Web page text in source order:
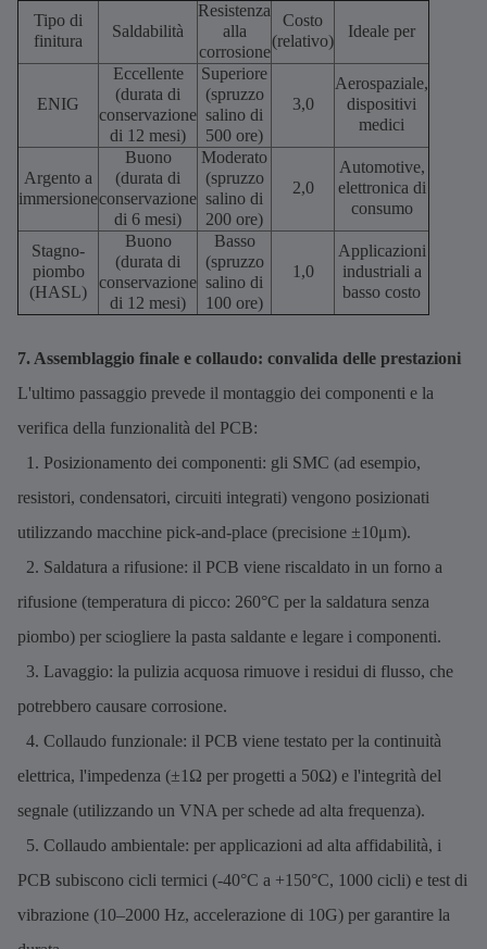
Tipo di
finitura
Saldabilità
Resistenza
alla
corrosione
Costo
(relativo)
Ideale per
ENIG
Eccellente
(durata di
conservazione
di 12 mesi)
Superiore
(spruzzo
salino di
500 ore)
3,0
Aerospaziale,
dispositivi
medici
Argento a
immersione
Buono
(durata di
conservazione
di 6 mesi)
Moderato
(spruzzo
salino di
200 ore)
2,0
Automotive,
elettronica di
consumo
Stagno-
piombo
(HASL)
Buono
(durata di
conservazione
di 12 mesi)
Basso
(spruzzo
salino di
100 ore)
1,0
Applicazioni
industriali a
basso costo
7. Assemblaggio finale e collaudo: convalida delle prestazioni
L'ultimo passaggio prevede il montaggio dei componenti e la
verifica della funzionalità del PCB:
1. Posizionamento dei componenti: gli SMC (ad esempio,
resistori, condensatori, circuiti integrati) vengono posizionati
utilizzando macchine pick-and-place (precisione ±10μm).
2. Saldatura a rifusione: il PCB viene riscaldato in un forno a
rifusione (temperatura di picco: 260°C per la saldatura senza
piombo) per sciogliere la pasta saldante e legare i componenti.
3. Lavaggio: la pulizia acquosa rimuove i residui di flusso, che
potrebbero causare corrosione.
4. Collaudo funzionale: il PCB viene testato per la continuità
elettrica, l'impedenza (±1Ω per progetti a 50Ω) e l'integrità del
segnale (utilizzando un VNA per schede ad alta frequenza).
5. Collaudo ambientale: per applicazioni ad alta affidabilità, i
PCB subiscono cicli termici (-40°C a +150°C, 1000 cicli) e test di
vibrazione (10–2000 Hz, accelerazione di 10G) per garantire la